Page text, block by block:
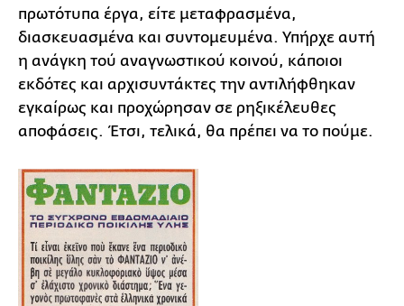
πρωτότυπα έργα, είτε μεταφρασμένα,
διασκευασμένα και συντομευμένα. Υπήρχε αυτή
η ανάγκη τού αναγνωστικού κοινού, κάποιοι
εκδότες και αρχισυντάκτες την αντιλήφθηκαν
εγκαίρως και προχώρησαν σε ρηξικέλευθες
αποφάσεις. Έτσι, τελικά, θα πρέπει να το πούμε.